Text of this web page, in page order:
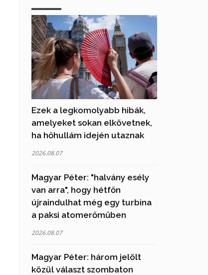
Ezek a legkomolyabb hibák,
amelyeket sokan elkövetnek,
ha hőhullám idején utaznak
2026.08.07
Magyar Péter: "halvány esély
van arra", hogy hétfőn
újraindulhat még egy turbina
a paksi atomerőműben
2026.08.07
Magyar Péter: három jelölt
közül választ szombaton